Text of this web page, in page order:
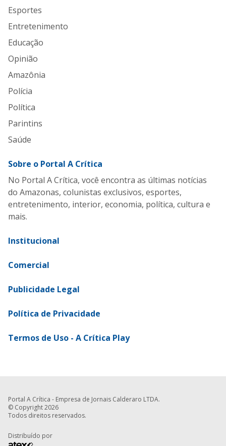
Esportes
Entretenimento
Educação
Opinião
Amazônia
Polícia
Política
Parintins
Saúde
Sobre o Portal A Crítica
No Portal A Crítica, você encontra as últimas notícias
do Amazonas, colunistas exclusivos, esportes,
entretenimento, interior, economia, política, cultura e
mais.
Institucional
Comercial
Publicidade Legal
Política de Privacidade
Termos de Uso - A Crítica Play
Portal A Crítica - Empresa de Jornais Calderaro LTDA.
© Copyright 2026
Todos direitos reservados.
Distribuído por